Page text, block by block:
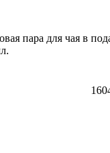
пара для чая в